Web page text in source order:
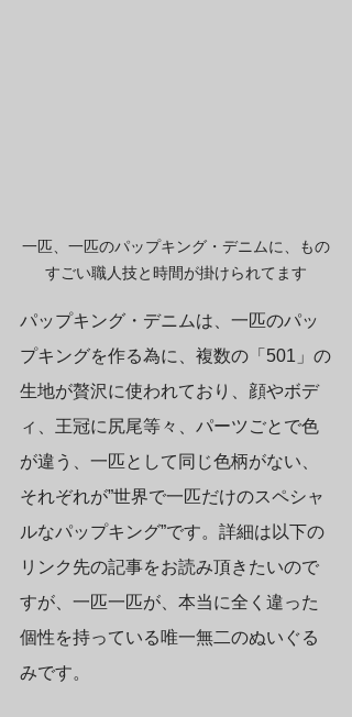
一匹、一匹のパップキング・デニムに、もの
すごい職人技と時間が掛けられてます
パップキング・デニムは、一匹のパッ
プキングを作る為に、複数の「501」の
生地が贅沢に使われており、顔やボデ
ィ、王冠に尻尾等々、パーツごとで色
が違う、一匹として同じ色柄がない、
それぞれが”世界で一匹だけのスペシャ
ルなパップキング”です。詳細は以下の
リンク先の記事をお読み頂きたいので
すが、一匹一匹が、本当に全く違った
個性を持っている唯一無二のぬいぐる
みです。